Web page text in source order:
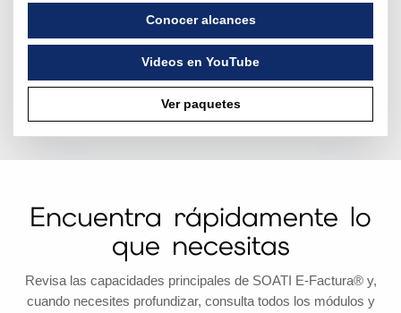
Conocer alcances
Videos en YouTube
Ver paquetes
Encuentra rápidamente lo
que necesitas
Revisa las capacidades principales de SOATI E-Factura® y,
cuando necesites profundizar, consulta todos los módulos y